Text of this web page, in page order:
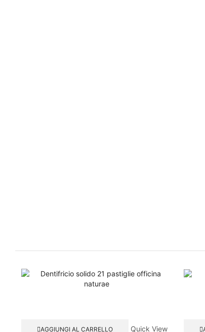
AGGIUNGI AL CARRELLO Quick View